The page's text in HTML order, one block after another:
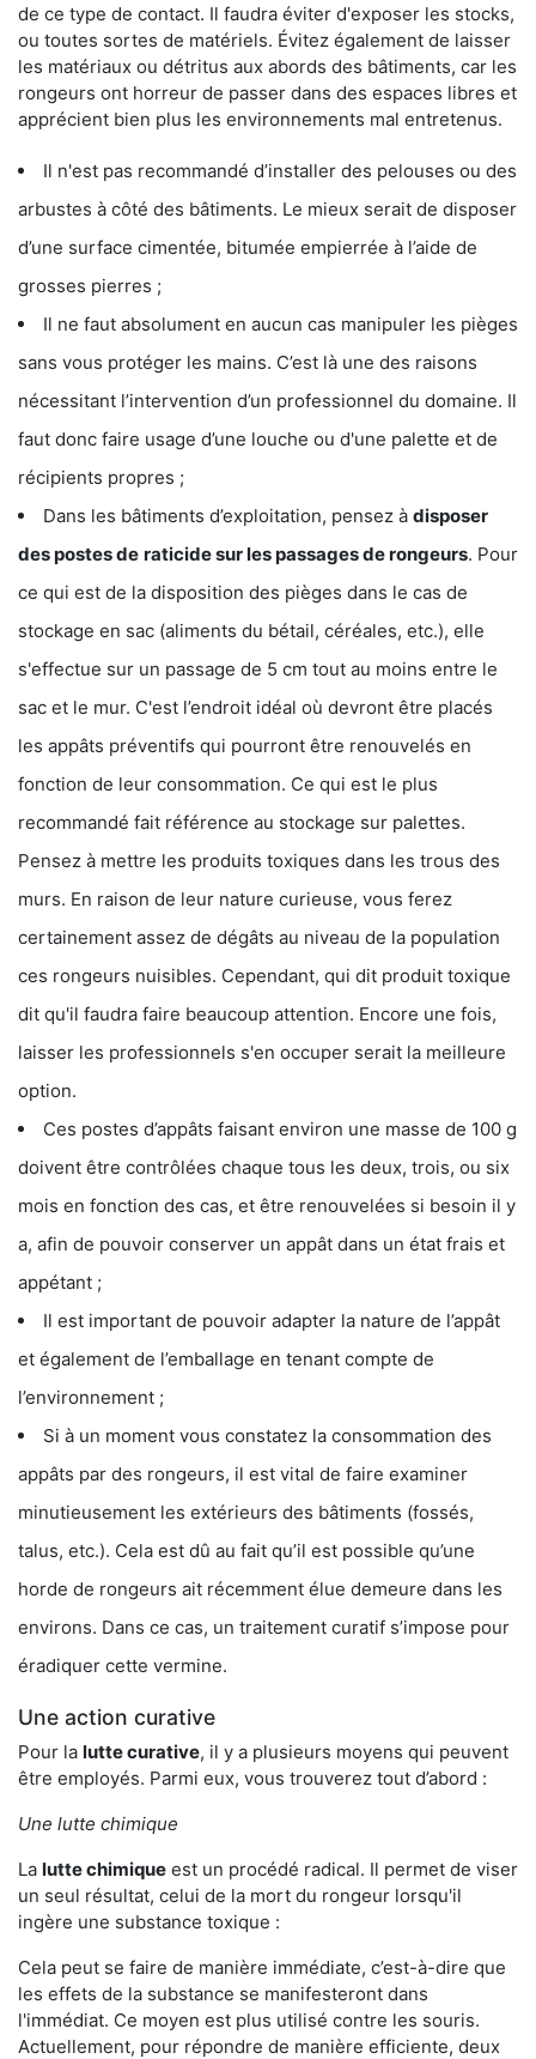
de ce type de contact. Il faudra éviter d'exposer les stocks,
ou toutes sortes de matériels. Évitez également de laisser
les matériaux ou détritus aux abords des bâtiments, car les
rongeurs ont horreur de passer dans des espaces libres et
apprécient bien plus les environnements mal entretenus.
Il n'est pas recommandé d’installer des pelouses ou des
arbustes à côté des bâtiments. Le mieux serait de disposer
d’une surface cimentée, bitumée empierrée à l’aide de
grosses pierres ;
Il ne faut absolument en aucun cas manipuler les pièges
sans vous protéger les mains. C’est là une des raisons
nécessitant l’intervention d’un professionnel du domaine. Il
faut donc faire usage d’une louche ou d'une palette et de
récipients propres ;
Dans les bâtiments d’exploitation, pensez à disposer
des postes de raticide sur les passages de rongeurs. Pour
ce qui est de la disposition des pièges dans le cas de
stockage en sac (aliments du bétail, céréales, etc.), elle
s'effectue sur un passage de 5 cm tout au moins entre le
sac et le mur. C'est l’endroit idéal où devront être placés
les appâts préventifs qui pourront être renouvelés en
fonction de leur consommation. Ce qui est le plus
recommandé fait référence au stockage sur palettes.
Pensez à mettre les produits toxiques dans les trous des
murs. En raison de leur nature curieuse, vous ferez
certainement assez de dégâts au niveau de la population
ces rongeurs nuisibles. Cependant, qui dit produit toxique
dit qu'il faudra faire beaucoup attention. Encore une fois,
laisser les professionnels s'en occuper serait la meilleure
option.
Ces postes d’appâts faisant environ une masse de 100 g
doivent être contrôlées chaque tous les deux, trois, ou six
mois en fonction des cas, et être renouvelées si besoin il y
a, afin de pouvoir conserver un appât dans un état frais et
appétant ;
Il est important de pouvoir adapter la nature de l’appât
et également de l’emballage en tenant compte de
l’environnement ;
Si à un moment vous constatez la consommation des
appâts par des rongeurs, il est vital de faire examiner
minutieusement les extérieurs des bâtiments (fossés,
talus, etc.). Cela est dû au fait qu’il est possible qu’une
horde de rongeurs ait récemment élue demeure dans les
environs. Dans ce cas, un traitement curatif s’impose pour
éradiquer cette vermine.
Une action curative
Pour la lutte curative, il y a plusieurs moyens qui peuvent
être employés. Parmi eux, vous trouverez tout d’abord :
Une lutte chimique
La lutte chimique est un procédé radical. Il permet de viser
un seul résultat, celui de la mort du rongeur lorsqu'il
ingère une substance toxique :
Cela peut se faire de manière immédiate, c’est-à-dire que
les effets de la substance se manifesteront dans
l'immédiat. Ce moyen est plus utilisé contre les souris.
Actuellement, pour répondre de manière efficiente, deux